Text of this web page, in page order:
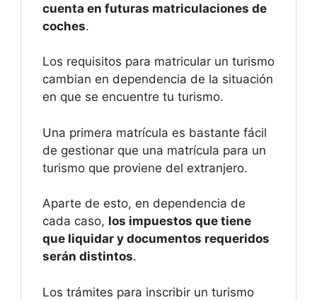
cuenta en futuras matriculaciones de
coches.
Los requisitos para matricular un turismo
cambian en dependencia de la situación
en que se encuentre tu turismo.
Una primera matrícula es bastante fácil
de gestionar que una matrícula para un
turismo que proviene del extranjero.
Aparte de esto, en dependencia de
cada caso, los impuestos que tiene
que liquidar y documentos requeridos
serán distintos.
Los trámites para inscribir un turismo